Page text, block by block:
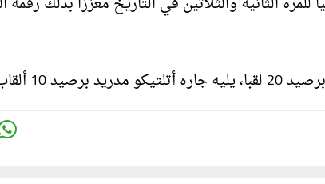
10 ألقاب.